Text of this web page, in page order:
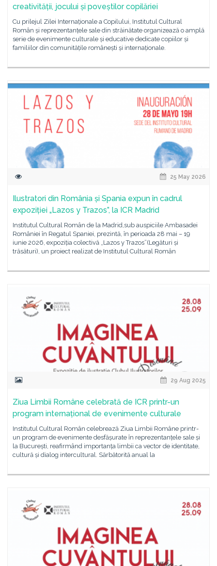
creativității, jocului și poveștilor copilăriei
Cu prilejul Zilei Internaționale a Copilului, Institutul Cultural
Român și reprezentanțele sale din străinătate organizează o amplă
serie de evenimente culturale și educative dedicate copiilor și
familiilor din comunitățile românești și internaționale.
25 May 2026
Ilustratori din România și Spania expun în cadrul
expoziției „Lazos y Trazos”, la ICR Madrid
Institutul Cultural Român de la Madrid,sub auspiciile Ambasadei
României în Regatul Spaniei, prezintă, în perioada 28 mai – 19
iunie 2026, expoziția colectivă „Lazos y Trazos”(Legături și
trăsături), un proiect realizat de Institutul Cultural Român
29 Aug 2025
Ziua Limbii Române celebrată de ICR printr-un
program internațional de evenimente culturale
Institutul Cultural Român celebrează Ziua Limbii Române printr-
un program de evenimente desfășurate în reprezentanțele sale și
la București, reafirmând importanța limbii ca vector de identitate,
cultură și dialog intercultural. Sărbătorită anual la